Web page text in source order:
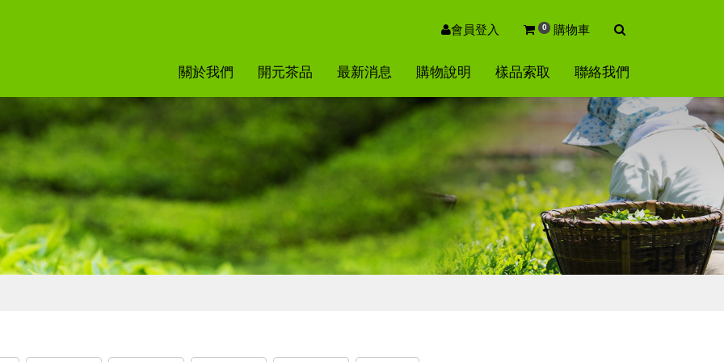
會員登入 0 購物車
關於我們 開元茶品 最新消息 購物說明 樣品索取 聯絡我們